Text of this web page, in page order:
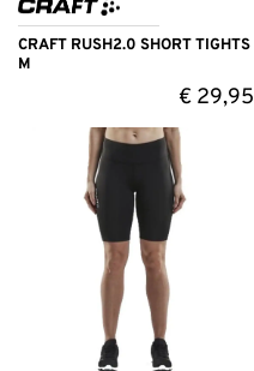
CRAFT RUSH2.0 SHORT TIGHTS
M
€29,95